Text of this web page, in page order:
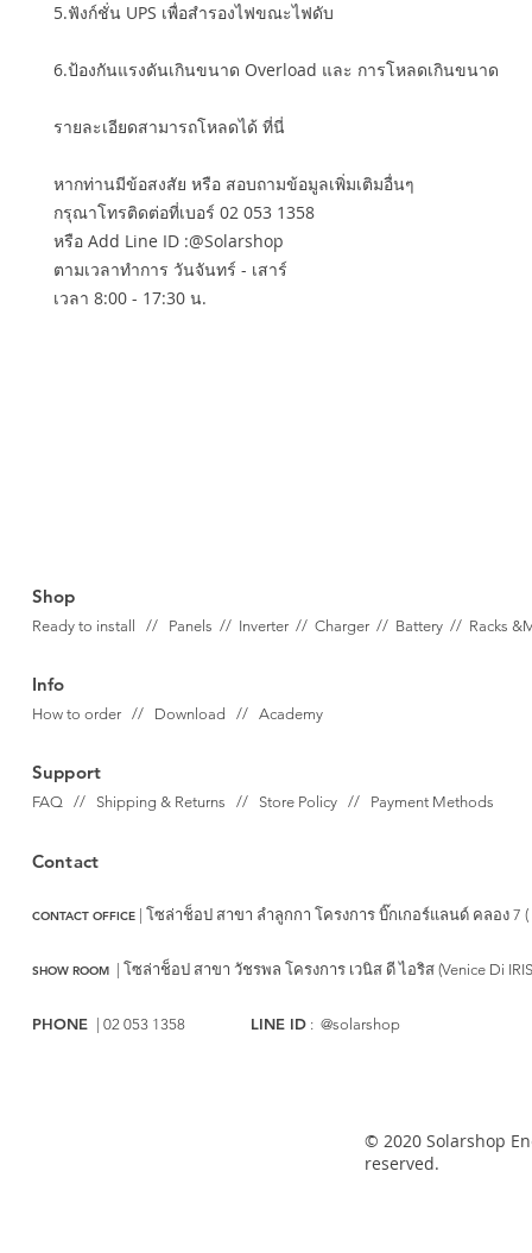
5.ฟังก์ชั่น UPS เพื่อสำรองไฟขณะไฟดับ
6.ป้องกันแรงดันเกินขนาด Overload และ การโหลดเกินขนาด
รายละเอียดสามารถโหลดได้ ที่นี่
หากท่านมีข้อสงสัย หรือ สอบถามข้อมูลเพิ่มเติมอื่นๆ
กรุณาโทรติดต่อที่เบอร์ 02 053 1358
หรือ Add Line ID :@Solarshop
ตามเวลาทำการ วันจันทร์ - เสาร์
เวลา 8:00 - 17:30 น.
Shop
Ready to install // Panels // Inverter // Charger // Battery // Racks
Info
How to order // Download // Academy
Support
FAQ // Shipping & Returns // Store Policy // Payment Methods
Contact
CONTACT OFFICE | โซล่าช็อป สาขา ลำลูกกา โครงการ บิ๊กเกอร์แลนด์ คลอง 7
SHOW ROOM โซล่าช็อป สาขา วัชรพล โครงการ เวนิส ดี ไอริส (Venice Di
PHONE | 02 053 1358 LINE ID : @solarshop
© 2020 Solarshop
reserved.